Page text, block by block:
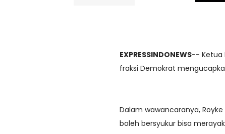
EXPRESSINDONEWS-- Ketua
fraksi Demokrat
Dalam wawancaranya,
boleh bersyukur bisa